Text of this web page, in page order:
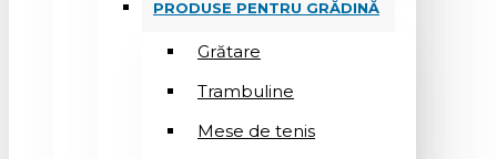
PRODUSE PENTRU GRĂDINĂ
Grătare
Trambuline
Mese de tenis